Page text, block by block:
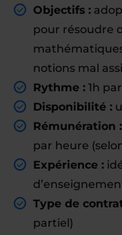
Objectifs :
pour résoudre
notions mal
Rythme : 1h
Disponibilité :
Rémunération :
par heure
Expérience :
Type de
partiel)